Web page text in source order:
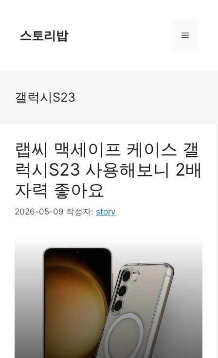
스토리밥 메
갤럭시S23
랩씨 맥세이프 케이스 갤
럭시S23 사용해보니 2배
자력 좋아요
2026-05-09 작성자: story